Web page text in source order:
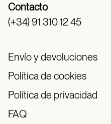
Contacto
(+34) 91 310 12 45
Envío y devoluciones
Política de cookies
Política de privacidad
FAQ